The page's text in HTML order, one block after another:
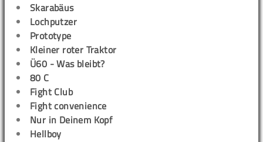
Skarabäus
Lochputzer
Prototype
Kleiner roter Traktor
Ü60 - Was bleibt?
80 C
Fight Club
Fight convenience
Nur in Deinem Kopf
Hellboy